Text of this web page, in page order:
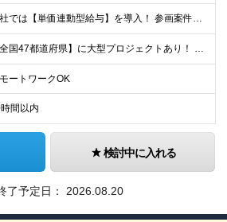
当社では【単価連動型給与】を導入！ 参画案件の契約単価に連動して給与が決定。 還元率は単価の【70％～80％】と東証プライム上場グループとして高水準です！（社会保険料・教育コスト含む） ■関東：月給
【全国47都道府県】に大型プロジェクトあり！ 主要勤務地： 北海道/宮城県/栃木県/埼玉県/千葉県/東京都/神奈川県/愛知県/大阪府/京都府/兵庫県/広島県/福岡県/熊本県 ※勤務エリアは、あなたの
ートワークOK
間以内
検討中に入れる
了予定日： 2026.08.20